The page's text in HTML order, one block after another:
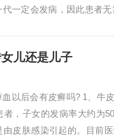
一定会发病，因此患者
儿还是儿子
以后会有皮癣吗? 1、牛
，子女的发病率大约为
皮肤感染引起的。目前